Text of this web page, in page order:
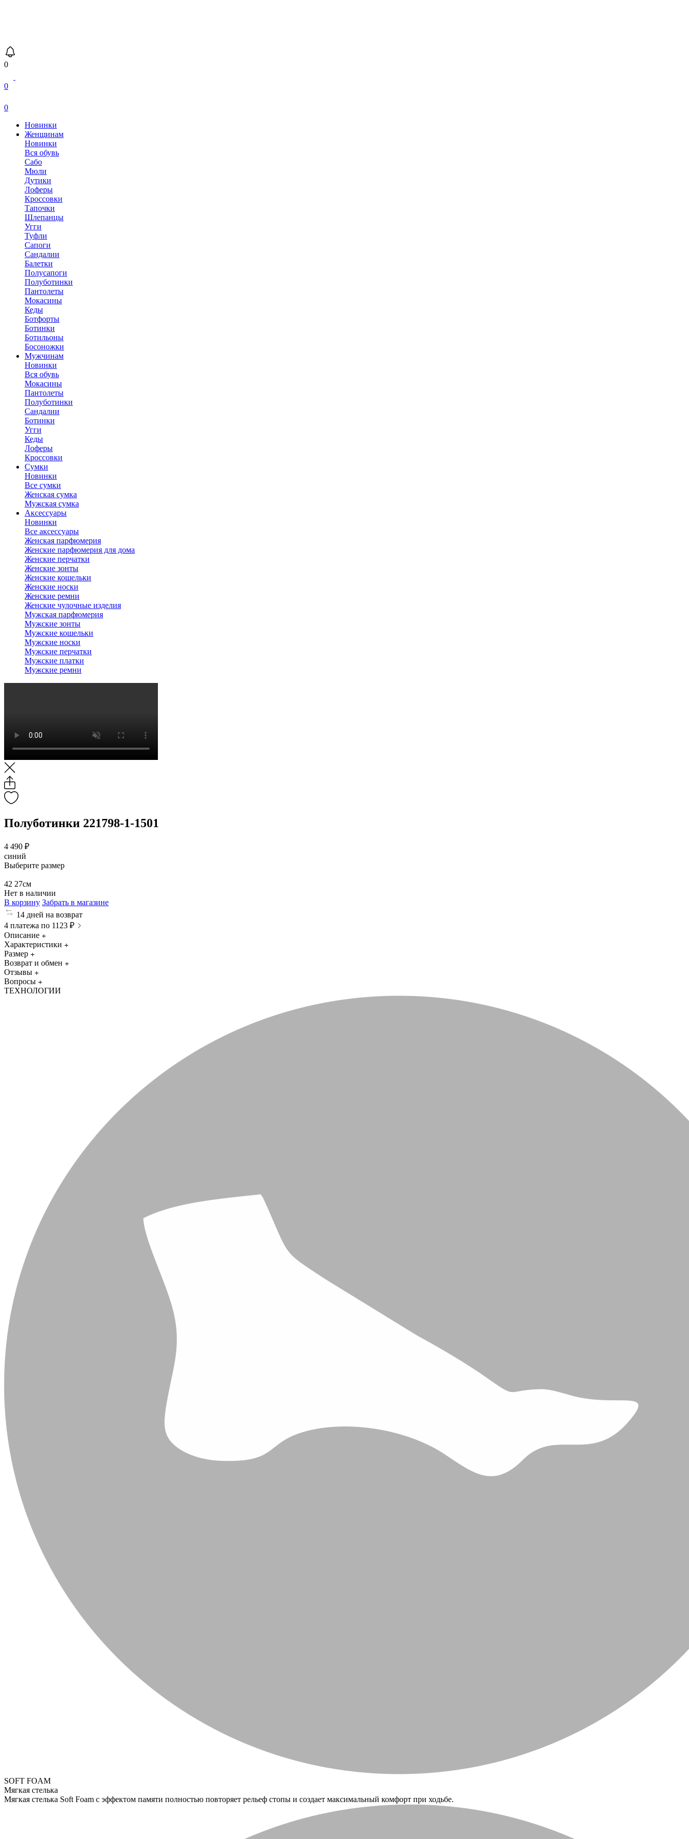
0
0
0
Новинки
Женщинам
Новинки
Вся обувь
Сабо
Мюли
Дутики
Лоферы
Кроссовки
Тапочки
Шлепанцы
Угги
Туфли
Сапоги
Сандалии
Балетки
Полусапоги
Полуботинки
Пантолеты
Мокасины
Кеды
Ботфорты
Ботинки
Ботильоны
Босоножки
Мужчинам
Новинки
Вся обувь
Мокасины
Пантолеты
Полуботинки
Сандалии
Ботинки
Угги
Кеды
Лоферы
Кроссовки
Сумки
Новинки
Все сумки
Женская сумка
Мужская сумка
Аксессуары
Новинки
Все аксессуары
Женская парфюмерия
Женские парфюмерия для дома
Женские перчатки
Женские зонты
Женские кошельки
Женские носки
Женские ремни
Женские чулочные изделия
Мужская парфюмерия
Мужские зонты
Мужские кошельки
Мужские носки
Мужские перчатки
Мужские платки
Мужские ремни
Полуботинки 221798-1-1501
4 490 ₽
синий
Выберите размер
42 27см
Нет в наличии
В корзину Забрать в магазине
14 дней на возврат
4 платежа по 1123 ₽
Описание
Характеристики
Размер
Возврат и обмен
Отзывы
Вопросы
ТЕХНОЛОГИИ
SOFT FOAM
Мягкая стелька
Мягкая стелька Soft Foam с эффектом памяти полностью повторяет рельеф стопы и создает максимальный комфорт при ходьбе.